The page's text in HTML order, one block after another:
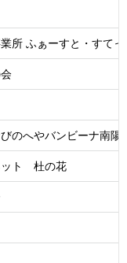
ふぁーすと・すてっ
へやバンビーナ南陽
ット 杜の花